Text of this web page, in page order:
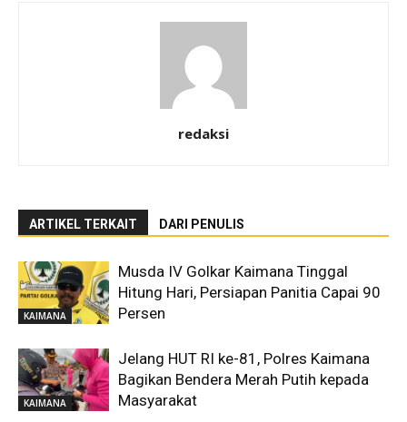
redaksi
ARTIKEL TERKAIT DARI PENULIS
KAIMANA
Musda IV Golkar Kaimana Tinggal
Hitung Hari, Persiapan Panitia Capai 90
Persen
KAIMANA
Jelang HUT RI ke-81, Polres Kaimana
Bagikan Bendera Merah Putih kepada
Masyarakat